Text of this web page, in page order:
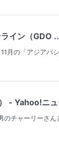
イン（GDO
月の「アジアパ
- Yahoo!ニ
のチャーリーさん